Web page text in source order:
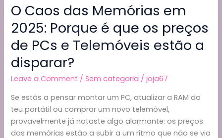
O Caos das Memórias em
2025: Porque é que os preços
de PCs e Telemóveis estão a
disparar?
Leave a Comment /Sem categoria /joja67
Se estás a pensar montar um PC, atualizar a RAM do
teu portátil ou comprar um novo telemóvel,
provavelmente já notaste algo alarmante: os preços
das memórias estão a subir a um ritmo que não se via